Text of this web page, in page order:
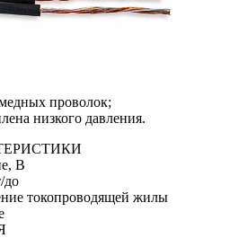
проволок;
низкого давления.
В
до
токопроводящей жилы